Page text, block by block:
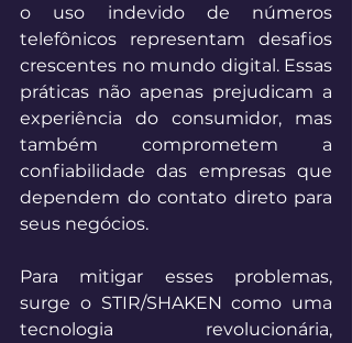
o uso indevido de números
telefônicos representam desafios
crescentes no mundo digital. Essas
práticas não apenas prejudicam a
experiência do consumidor, mas
também comprometem a
confiabilidade das empresas que
dependem do contato direto para
seus negócios.
Para mitigar esses problemas,
surge o STIR/SHAKEN como uma
tecnologia revolucionária,